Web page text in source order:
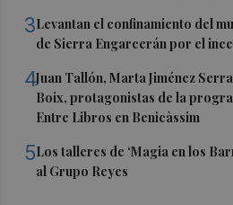
3Levantan el confinamiento del
de Sierra Engarcerán por el
4Juan Tallón, Marta Jiménez
Boix, protagonistas de la
Entre Libros en Benicàssim
5Los talleres de ‘Magia en los
al Grupo Reyes